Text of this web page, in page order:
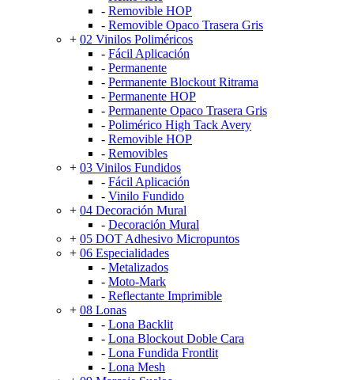
- Removible HOP
- Removible Opaco Trasera Gris
+ 02 Vinilos Poliméricos
- Fácil Aplicación
- Permanente
- Permanente Blockout Ritrama
- Permanente HOP
- Permanente Opaco Trasera Gris
- Polimérico High Tack Avery
- Removible HOP
- Removibles
+ 03 Vinilos Fundidos
- Fácil Aplicación
- Vinilo Fundido
+ 04 Decoración Mural
- Decoración Mural
+ 05 DOT Adhesivo Micropuntos
+ 06 Especialidades
- Metalizados
- Moto-Mark
- Reflectante Imprimible
+ 08 Lonas
- Lona Backlit
- Lona Blockout Doble Cara
- Lona Fundida Frontlit
- Lona Mesh